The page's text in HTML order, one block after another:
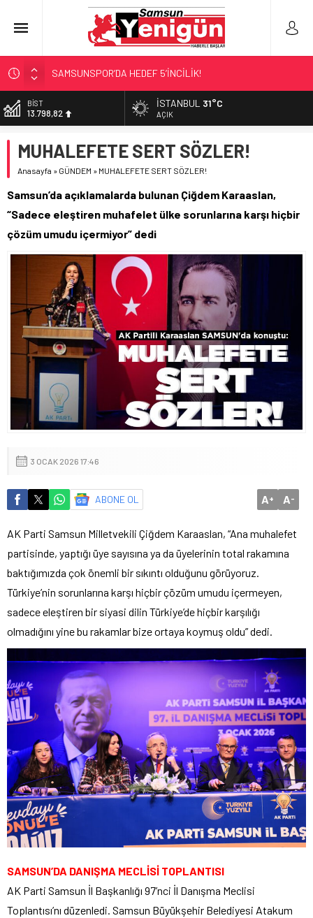
SAMSUNSPOR’DA HEDEF 5’İNCİLİK!
‘BAFRA’YA YATIRIM YAPIN!’
İŞTE FINDIK FİYATI!
GERİ SAYIM BAŞLADI
DOLAR
47,5939
54,9646
ALTIN
13.798,82
İSTANBUL 31°C
AÇIK
MUHALEFETE SERT SÖZLER!
Anasayfa » GÜNDEM » MUHALEFETE SERT SÖZLER!
Samsun’da açıklamalarda bulunan Çiğdem Karaaslan,
“Sadece eleştiren muhafelet ülke sorunlarına karşı hiçbir
çözüm umudu içermiyor” dedi
3 OCAK 2026 17:46
ABONE OL A+ A-
AK Parti Samsun Milletvekili Çiğdem Karaaslan, “Ana muhalefet
partisinde, yaptığı üye sayısına ya da üyelerinin total rakamına
baktığımızda çok önemli bir sıkıntı olduğunu görüyoruz.
Türkiye’nin sorunlarına karşı hiçbir çözüm umudu içermeyen,
sadece eleştiren bir siyasi dilin Türkiye’de hiçbir karşılığı
olmadığını yine bu rakamlar bize ortaya koymuş oldu” dedi.
SAMSUN’DA DANIŞMA MECLİSİ TOPLANTISI
AK Parti Samsun İl Başkanlığı 97’nci İl Danışma Meclisi
Toplantısı’nı düzenledi. Samsun Büyükşehir Belediyesi Atakum